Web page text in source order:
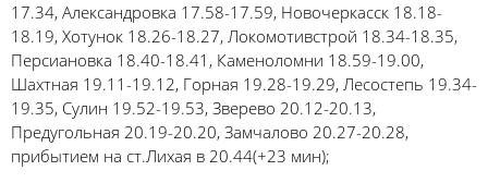
17.34, Александровка 17.58-17.59, Новочеркасск 18.18-
18.19, Хотунок 18.26-18.27, Локомотивстрой 18.34-18.35,
Персиановка 18.40-18.41, Каменоломни 18.59-19.00,
Шахтная 19.11-19.12, Горная 19.28-19.29, Лесостепь 19.34-
19.35, Сулин 19.52-19.53, Зверево 20.12-20.13,
Предугольная 20.19-20.20, Замчалово 20.27-20.28,
прибытием на ст.Лихая в 20.44(+23 мин);